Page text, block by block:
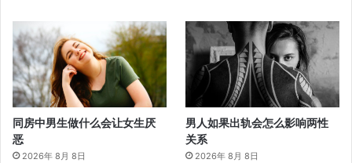
同房中男生做什么会让女生厌
恶
2026年 8月 8日
男人如果出轨会怎么影响两性
关系
2026年 8月 8日